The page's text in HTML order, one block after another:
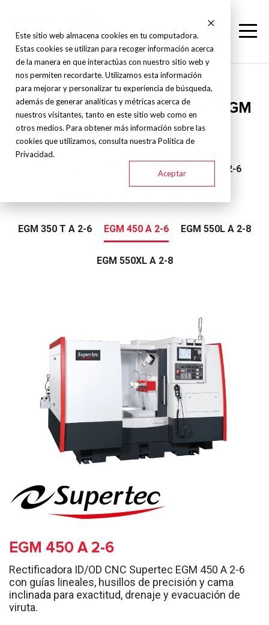
Este sitio web almacena cookies en tu computadora.
Estas cookies se utilizan para recoger información acerca
de la manera en que interactúas con nuestro sitio web y
nos permiten recordarte. Utilizamos esta información
para mejorar y personalizar tu experiencia de búsqueda,
además de generar analíticas y métricas acerca de
nuestros visitantes, tanto en este sitio web como en
otros medios. Para obtener más información sobre las
cookies que utilizamos, consulta nuestra Política de
Privacidad.
Aceptar
Supertec - Rectificadora de
diámetro interior y exterior - EGM
ID/OD Grinder
EGM 350 A 2-5 EGM 350 A 2-6
EGM 350 T A 2-6 EGM 450 A 2-6 EGM 550L A 2-8
EGM 550XL A 2-8
EGM 450 A 2-6
Rectificadora ID/OD CNC Supertec EGM 450 A 2-6
con guías lineales, husillos de precisión y cama
inclinada para exactitud, drenaje y evacuación de
viruta.